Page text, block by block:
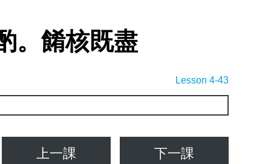
。餚核既盡
Lesson 4-43
上一課 下一課